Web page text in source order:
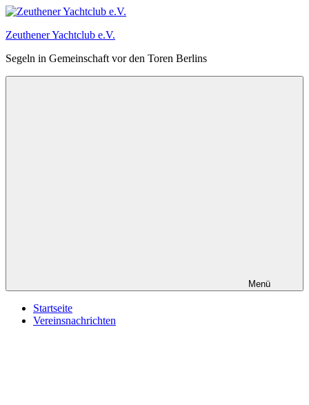
Zum
springen
Zeuthener Yachtclub e.V.
Segeln in Gemeinschaft vor den Toren Berlins
Menü
Startseite
Vereinsnachrichten